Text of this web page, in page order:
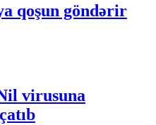
qoşun göndərir
virusuna